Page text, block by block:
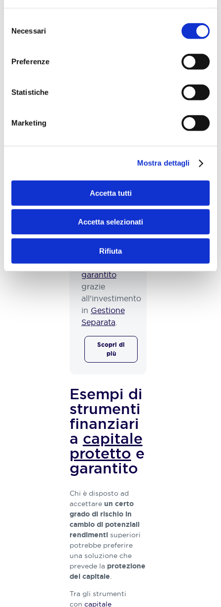
delNecessari
Preferenze
Statistiche
Marketing
Mostra dettagli
Accetta tutti
Accetta selezionati
Rifiuta
Scopri di
più
Risparmio di
vitadiRamo I
premio unico
che protegge il
ne permette la
crescita, con
rendimento
minimo
garantito
grazie
all’investimento
in Gestione
Separata
Esempi di
strumenti
finanziari
a capitale
protetto e
garantito
Chi è disposto ad
accettare un certo
grado di rischio in
cambio di potenziali
rendimentisuperiori
potrebbe preferire
una soluzione che
prevede la protezione
del capitale.
Tra gli strumenti
con capitale